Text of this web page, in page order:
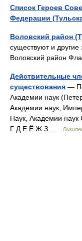
Список Героев
Федерации
Воловский район
существуют и другие
Воловский район
Действительные
существования —
Академии наук
Академии наук,
Наук, Академии
Г Д Е Ё Ж З …